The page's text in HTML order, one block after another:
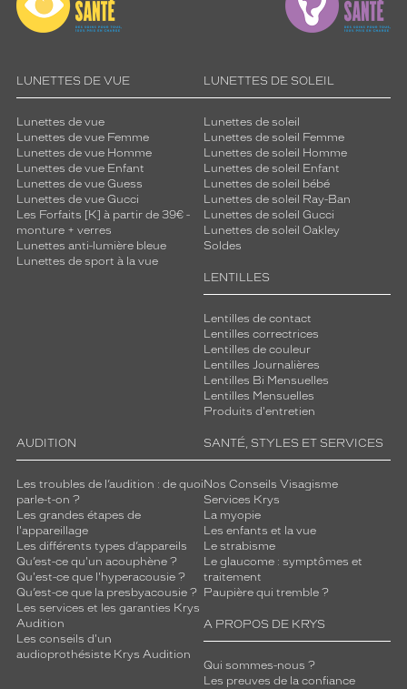
LUNETTES DE VUE
Lunettes de vue
Lunettes de vue Femme
Lunettes de vue Homme
Lunettes de vue Enfant
Lunettes de vue Guess
Lunettes de vue Gucci
Les Forfaits [K] à partir de 39€ -
monture + verres
Lunettes anti-lumière bleue
Lunettes de sport à la vue
LUNETTES DE SOLEIL
Lunettes de soleil
Lunettes de soleil Femme
Lunettes de soleil Homme
Lunettes de soleil Enfant
Lunettes de soleil bébé
Lunettes de soleil Ray-Ban
Lunettes de soleil Gucci
Lunettes de soleil Oakley
Soldes
LENTILLES
Lentilles de contact
Lentilles correctrices
Lentilles de couleur
Lentilles Journalières
Lentilles Bi Mensuelles
Lentilles Mensuelles
Produits d'entretien
AUDITION
Les troubles de l’audition : de quoi
parle-t-on ?
Les grandes étapes de
l'appareillage
Les différents types d’appareils
Qu’est-ce qu'un acouphène ?
Qu'est-ce que l'hyperacousie ?
Qu’est-ce que la presbyacousie ?
Les services et les garanties Krys
Audition
Les conseils d'un
audioprothésiste Krys Audition
SANTÉ, STYLES ET SERVICES
Nos Conseils Visagisme
Services Krys
La myopie
Les enfants et la vue
Le strabisme
Le glaucome : symptômes et
traitement
Paupière qui tremble ?
A PROPOS DE KRYS
Qui sommes-nous ?
Les preuves de la confiance